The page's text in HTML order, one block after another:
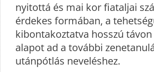
nyitottá és mai kor fiataljai
érdekes formában, a
kibontakoztatva hosszú
alapot ad a további
utánpótlás neveléshez.